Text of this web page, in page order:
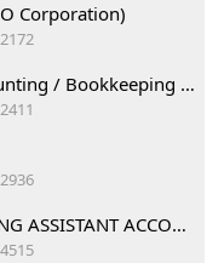
Corporation)
Young Ocean, Inc. 직원 모집 (Accounting / Bookkeeping 분야)
HIRING KOREAN/ENGLISH SPEAKING ASSISTANT ACCOUNT MANAGER